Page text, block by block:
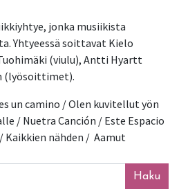
jonka musiikista
Yhtyeessä soittavat Kielo
(viulu), Antti Hyartt
(lyösoittimet).
/ Nuetra Canción / Este Espacio
Kaikkien nähden /  Aamut